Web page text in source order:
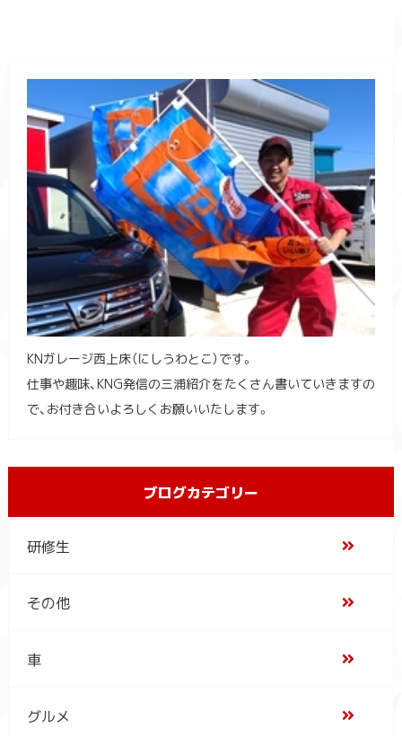
KNガレージ西上床（にしうわとこ）です。
仕事や趣味、KNG発信の三浦紹介をたくさん書いていきますの
で、お付き合いよろしくお願いいたします。
ブログカテゴリー
研修生
その他
車
グルメ